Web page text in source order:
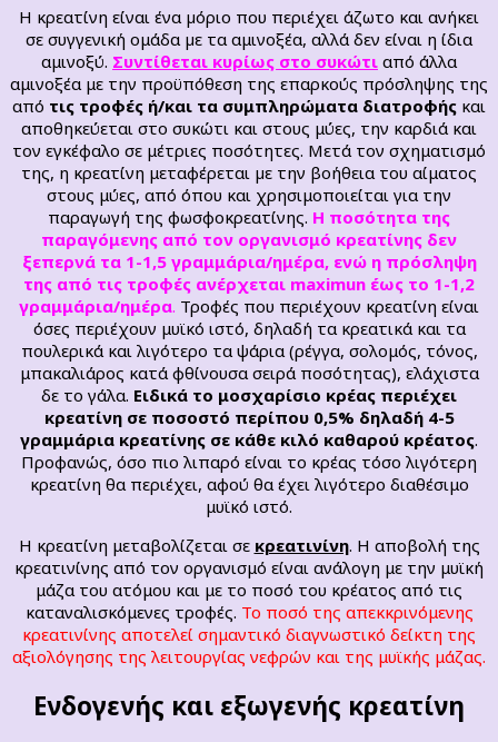
Η κρεατίνη είναι ένα µόριο που περιέχει άζωτο και ανήκει
σε συγγενική ομάδα µε τα αμινοξέα, αλλά δεν είναι η ίδια
αμινοξύ. Συντίθεται κυρίως στο συκώτι από άλλα
αμινοξέα με την προϋπόθεση της επαρκούς πρόσληψης της
από τις τροφές ή/και τα συμπληρώματα διατροφής και
αποθηκεύεται στο συκώτι και στους μύες, την καρδιά και
τον εγκέφαλο σε μέτριες ποσότητες. Μετά τον σχηματισμό
της, η κρεατίνη μεταφέρεται µε την βοήθεια του αίματος
στους μύες, από όπου και χρησιμοποιείται για την
παραγωγή της φωσφοκρεατίνης. Η ποσότητα της
παραγόμενης από τον οργανισμό κρεατίνης δεν
ξεπερνά τα 1-1,5 γραμμάρια/ημέρα, ενώ η πρόσληψη
της από τις τροφές ανέρχεται maximun έως το 1-1,2
γραμμάρια/ημέρα. Τροφές που περιέχουν κρεατίνη είναι
όσες περιέχουν μυϊκό ιστό, δηλαδή τα κρεατικά και τα
πουλερικά και λιγότερο τα ψάρια (ρέγγα, σολομός, τόνος,
μπακαλιάρος κατά φθίνουσα σειρά ποσότητας), ελάχιστα
δε το γάλα. Ειδικά το μοσχαρίσιο κρέας περιέχει
κρεατίνη σε ποσοστό περίπου 0,5% δηλαδή 4-5
γραμμάρια κρεατίνης σε κάθε κιλό καθαρού κρέατος.
Προφανώς, όσο πιο λιπαρό είναι το κρέας τόσο λιγότερη
κρεατίνη θα περιέχει, αφού θα έχει λιγότερο διαθέσιμο
μυϊκό ιστό.
Η κρεατίνη μεταβολίζεται σε κρεατινίνη. Η αποβολή της
κρεατινίνης από τον οργανισμό είναι ανάλογη με την μυϊκή
μάζα του ατόμου και με το ποσό του κρέατος από τις
καταναλισκόμενες τροφές. Το ποσό της απεκκρινόμενης
κρεατινίνης αποτελεί σημαντικό διαγνωστικό δείκτη της
αξιολόγησης της λειτουργίας νεφρών και της μυϊκής μάζας.
Ενδογενής και εξωγενής κρεατίνη